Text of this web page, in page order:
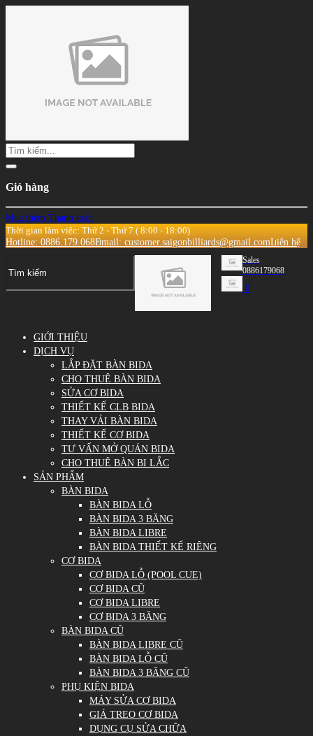
Giỏ hàng
Mua thêm Thanh toán
Thời gian làm việc: Thứ 2 - Thứ 7 ( 8:00 - 18:00)
Hotline: 0886.179.068Email: customer.saigonbilliards@gmail.comLiên hệ
Sales
0886179068
0
GIỚI THIỆU
DỊCH VỤ
LẮP ĐẶT BÀN BIDA
CHO THUÊ BÀN BIDA
SỬA CƠ BIDA
THIẾT KẾ CLB BIDA
THAY VẢI BÀN BIDA
THIẾT KẾ CƠ BIDA
TƯ VẤN MỞ QUÁN BIDA
CHO THUÊ BÀN BI LẮC
SẢN PHẨM
BÀN BIDA
BÀN BIDA LỖ
BÀN BIDA 3 BĂNG
BÀN BIDA LIBRE
BÀN BIDA THIẾT KẾ RIÊNG
CƠ BIDA
CƠ BIDA LỖ (POOL CUE)
CƠ BIDA CŨ
CƠ BIDA LIBRE
CƠ BIDA 3 BĂNG
BÀN BIDA CŨ
BÀN BIDA LIBRE CŨ
BÀN BIDA LỖ CŨ
BÀN BIDA 3 BĂNG CŨ
PHỤ KIỆN BIDA
MÁY SỬA CƠ BIDA
GIÁ TREO CƠ BIDA
DỤNG CỤ SỬA CHỮA